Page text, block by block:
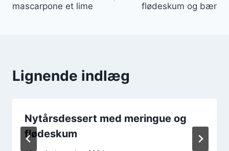
mascarpone et lime
flødeskum og bær
Lignende indlæg
Nytårsdessert med meringue og
flødeskum